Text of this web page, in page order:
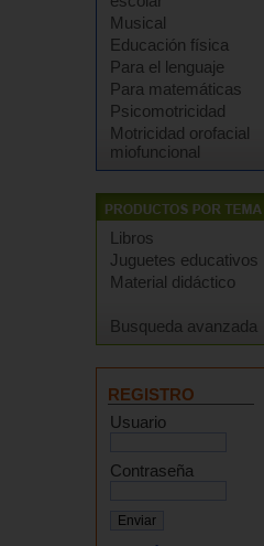
Musical
Educación física
Para el lenguaje
Para matemáticas
Psicomotricidad
Motricidad orofacial
miofuncional
Libros
Juguetes educativos
Material didáctico
Busqueda avanzada
REGISTRO
Usuario
Contraseña